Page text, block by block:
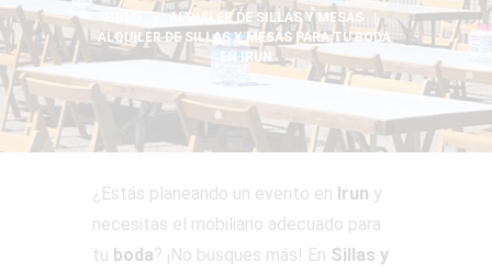
ALQUILER DE SILLAS Y MESAS
ALQUILER DE SILLAS Y MESAS PARA TU BODA
EN IRUN
¿Estás planeando un evento en Irun y
necesitas el mobiliario adecuado para
tu boda? ¡No busques más! En Sillas y